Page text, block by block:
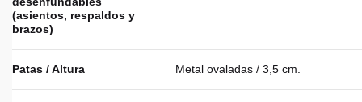
(asientos, respaldos y
brazos)
Patas / Altura Metal ovaladas / 3,5 cm.